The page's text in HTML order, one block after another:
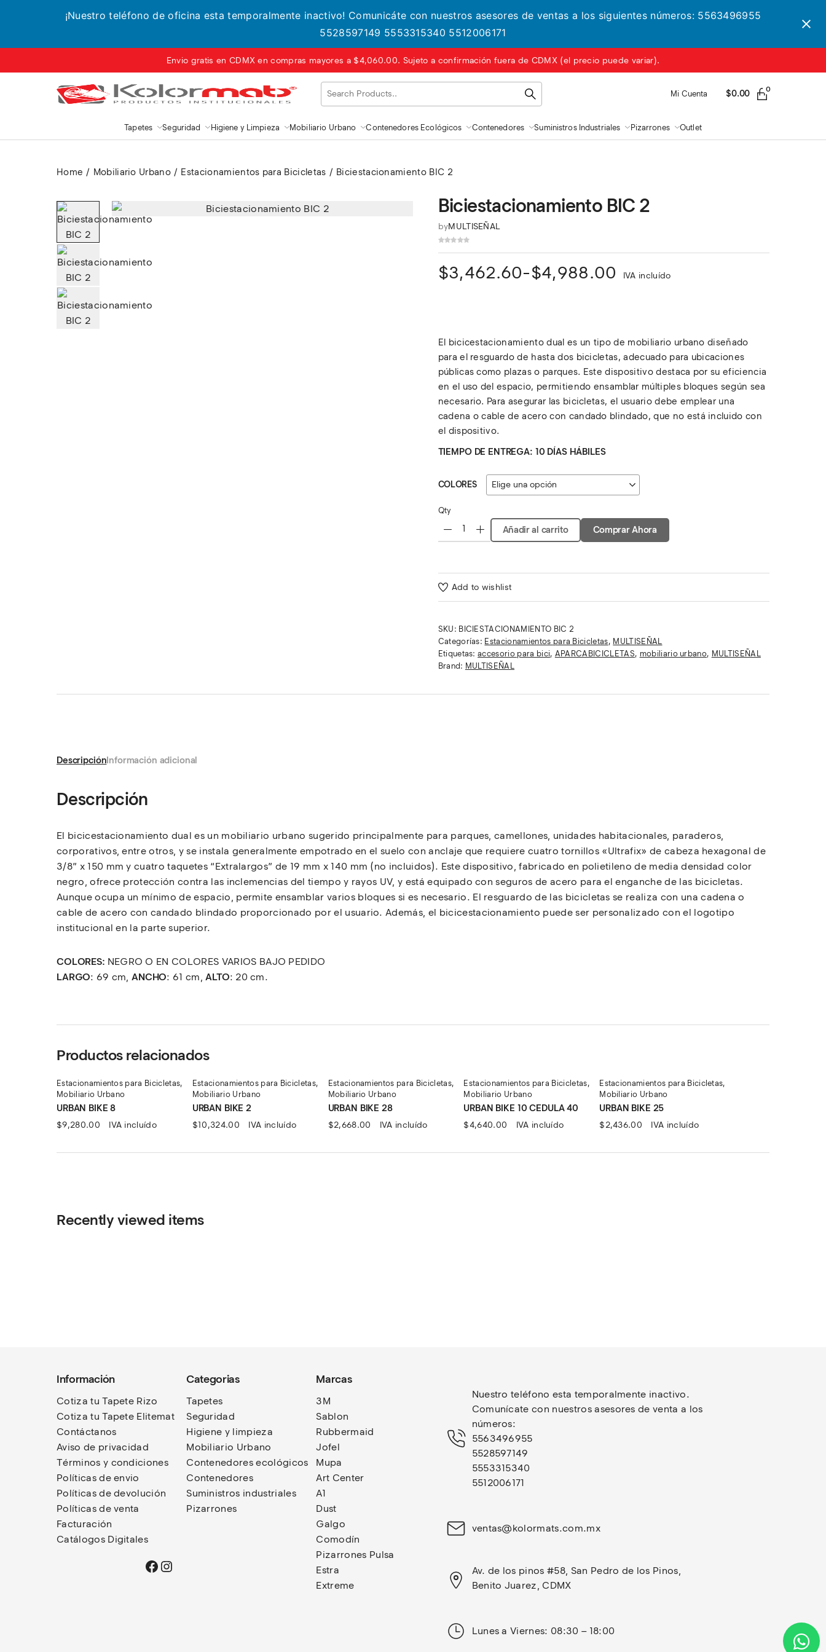
¡Nuestro teléfono de oficina esta temporalmente inactivo! Comunicáte con nuestros asesores de ventas a los siguientes números: 5563496955
5528597149 5553315340 5512006171
Envio gratis en CDMX en compras mayores a $4,060.00. Sujeto a confirmación fuera de CDMX (el precio puede variar).
Mi Cuenta $0.00 0
Tapetes Seguridad Higiene y Limpieza Mobiliario Urbano Contenedores Ecológicos Contenedores Suministros Industriales Pizarrones Outlet
Home Mobiliario Urbano Estacionamientos para Bicicletas Biciestacionamiento BIC 2
Biciestacionamiento BIC 2
byMULTISEÑAL
$3,462.60-$4,988.00
Rango
$3,462.60
hasta
$4,988.00
IVA incluído
El bicicestacionamiento dual es un tipo de mobiliario urbano diseñado
para el resguardo de hasta dos bicicletas, adecuado para ubicaciones
públicas como plazas o parques. Este dispositivo destaca por su eficiencia
en el uso del espacio, permitiendo ensamblar múltiples bloques según sea
necesario. Para asegurar las bicicletas, el usuario debe emplear una
cadena o cable de acero con candado blindado, que no está incluido con
el dispositivo.
TIEMPO DE ENTREGA: 10 DÍAS HÁBILES
COLORES
Qty
Añadir al carrito Comprar Ahora
Add to wishlist
SKU: BICIESTACIONAMIENTO BIC 2
Categorías: Estacionamientos para Bicicletas, MULTISEÑAL
Etiquetas:accesorio para bici, APARCABICICLETAS, mobiliario urbano, MULTISEÑAL
Brand: MULTISEÑAL
Descripción Información adicional
Descripción
El bicicestacionamiento dual es un mobiliario urbano sugerido principalmente para parques, camellones, unidades habitacionales, paraderos,
corporativos, entre otros, y se instala generalmente empotrado en el suelo con anclaje que requiere cuatro tornillos «Ultrafix» de cabeza hexagonal de
3/8” x 150 mm y cuatro taquetes “Extralargos” de 19 mm x 140 mm (no incluidos). Este dispositivo, fabricado en polietileno de media densidad color
negro, ofrece protección contra las inclemencias del tiempo y rayos UV, y está equipado con seguros de acero para el enganche de las bicicletas.
Aunque ocupa un mínimo de espacio, permite ensamblar varios bloques si es necesario. El resguardo de las bicicletas se realiza con una cadena o
cable de acero con candado blindado proporcionado por el usuario. Además, el bicicestacionamiento puede ser personalizado con el logotipo
institucional en la parte superior.
COLORES: NEGRO O EN COLORES VARIOS BAJO PEDIDO
LARGO: 69 cm,ANCHO: 61 cm,ALTO: 20 cm.
Productos relacionados
Estacionamientos para Bicicletas,
Mobiliario Urbano
URBAN BIKE 8
$9,280.00 IVA incluído
Estacionamientos para Bicicletas,
Mobiliario Urbano
URBAN BIKE 2
$10,324.00 IVA incluído
Estacionamientos para Bicicletas,
Mobiliario Urbano
URBAN BIKE 28
$2,668.00 IVA incluído
Estacionamientos para Bicicletas,
Mobiliario Urbano
URBAN BIKE 10 CEDULA 40
$4,640.00 IVA incluído
Estacionamientos para Bicicletas,
Mobiliario Urbano
URBAN BIKE 25
$2,436.00 IVA incluído
Recently viewed items
Información
Cotiza tu Tapete Rizo
Cotiza tu Tapete Elitemat
Contáctanos
Aviso de privacidad
Términos y condiciones
Políticas de envio
Políticas de devolución
Políticas de venta
Facturación
Catálogos Digitales
Facebook
Instagram
Categorias
Tapetes
Seguridad
Higiene y limpieza
Mobiliario Urbano
Contenedores ecológicos
Contenedores
Suministros industriales
Pizarrones
Marcas
3M
Sablon
Rubbermaid
Jofel
Mupa
Art Center
A1
Dust
Galgo
Comodín
Pizarrones Pulsa
Estra
Extreme
Nuestro teléfono esta temporalmente inactivo.
Comunícate con nuestros asesores de venta a los
números:
5563496955
5528597149
5553315340
5512006171
ventas@kolormats.com.mx
Av. de los pinos #58, San Pedro de los Pinos,
Benito Juarez, CDMX
Lunes a Viernes: 08:30 – 18:00